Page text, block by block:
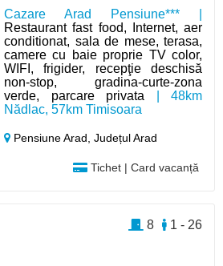
Cazare Arad Pensiune*** |
Restaurant fast food, Internet, aer
conditionat, sala de mese, terasa,
camere cu baie proprie TV color,
WIFI, frigider, recepţie deschisă
non-stop, gradina-curte-zona
verde, parcare privata | 48km
Nădlac, 57km Timisoara
Pensiune Arad,Județul Arad
Tichet | Card vacanță
1 - 26
8